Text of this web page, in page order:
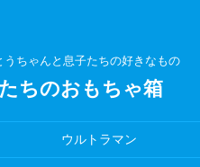
ちゃんと息子たちの好きなもの
ちのおもちゃ箱
ウルトラマン